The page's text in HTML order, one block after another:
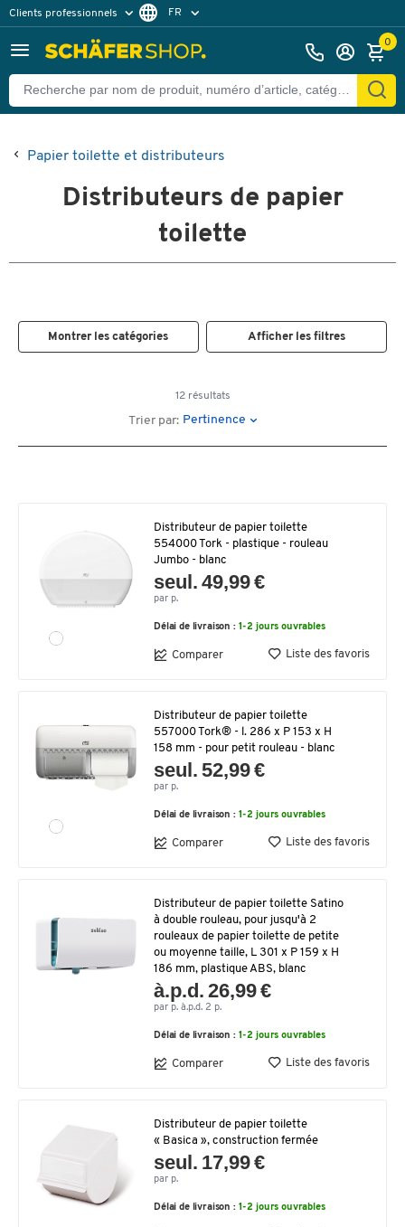
Clients professionnels
Clients particuliers
FR
0
Papier toilette et distributeurs
Distributeurs de papier
toilette
Montrer les catégories Afficher les filtres
12 résultats
Trier par: Pertinence
Distributeur de papier toilette
554000 Tork - plastique - rouleau
Jumbo - blanc
seul. 49,99 €
par p.
Délai de livraison : 1-2 jours ouvrables
Comparer Liste des favoris
Distributeur de papier toilette
557000 Tork® - l. 286 x P 153 x H
158 mm - pour petit rouleau - blanc
seul. 52,99 €
par p.
Délai de livraison : 1-2 jours ouvrables
Comparer Liste des favoris
Distributeur de papier toilette Satino
à double rouleau, pour jusqu'à 2
rouleaux de papier toilette de petite
ou moyenne taille, L 301 x P 159 x H
186 mm, plastique ABS, blanc
à.p.d. 26,99 €
par p. à.p.d. 2 p.
Délai de livraison : 1-2 jours ouvrables
Comparer Liste des favoris
Distributeur de papier toilette
« Basica », construction fermée
seul. 17,99 €
par p.
Délai de livraison : 1-2 jours ouvrables